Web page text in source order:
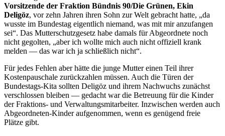
Vorsitzende der Fraktion Bündnis 90/Die Grünen, Ekin
Deligöz, vor zehn Jahren ihren Sohn zur Welt gebracht hatte, „da
wusste im Bundestag eigentlich niemand, was mit mir anzufangen
sei“. Das Mutterschutzgesetz habe damals für Abgeordnete noch
nicht gegolten, „aber ich wollte mich auch nicht offiziell krank
melden — das war ich ja schließlich nicht“.
Für jedes Fehlen aber hätte die junge Mutter einen Teil ihrer
Kostenpauschale zurückzahlen müssen. Auch die Türen der
Bundestags-Kita sollten Deligöz und ihrem Nachwuchs zunächst
verschlossen bleiben — gedacht war die Betreuung für die Kinder
der Fraktions- und Verwaltungsmitarbeiter. Inzwischen werden auch
Abgeordneten-Kinder aufgenommen, wenn es genügend freie
Plätze gibt.